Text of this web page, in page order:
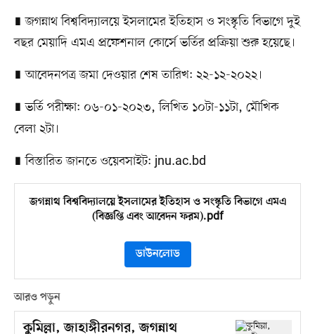
∎ জগন্নাথ বিশ্ববিদ্যালয়ে ইসলামের ইতিহাস ও সংস্কৃতি বিভাগে দুই
বছর মেয়াদি এমএ প্রফেশনাল কোর্সে ভর্তির প্রক্রিয়া শুরু হয়েছে।
∎ আবেদনপত্র জমা দেওয়ার শেষ তারিখ: ২২-১২-২০২২।
∎ ভর্তি পরীক্ষা: ০৬-০১-২০২৩, লিখিত ১০টা-১১টা, মৌখিক
বেলা ২টা।
∎ বিস্তারিত জানতে ওয়েবসাইট: jnu.ac.bd
জগন্নাথ বিশ্ববিদ্যালয়ে ইসলামের ইতিহাস ও সংস্কৃতি বিভাগে এমএ
(বিজ্ঞপ্তি এবং আবেদন ফরম).pdf
ডাউনলোড
আরও পড়ুন
কুমিল্লা, জাহাঙ্গীরনগর, জগন্নাথ